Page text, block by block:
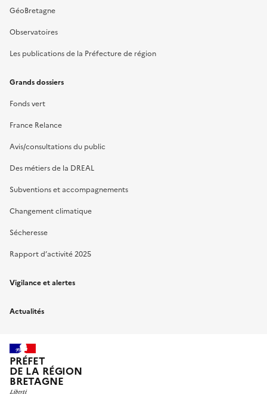
GéoBretagne
Observatoires
Les publications de la Préfecture de région
Grands dossiers
Fonds vert
France Relance
Avis/consultations du public
Des métiers de la DREAL
Subventions et accompagnements
Changement climatique
Sécheresse
Rapport d’activité 2025
Vigilance et alertes
Actualités
PRÉFET
DE LA RÉGION
BRETAGNE